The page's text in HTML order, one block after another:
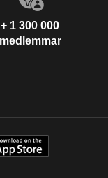
+ 1 300 000
medlemmar